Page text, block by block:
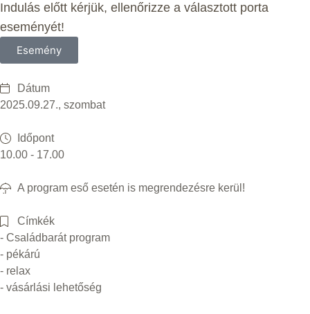
Indulás előtt kérjük, ellenőrizze a választott porta
eseményét!
Esemény
Dátum
2025.09.27., szombat
Időpont
10.00 - 17.00
A program eső esetén is megrendezésre kerül!
Címkék
- Családbarát program
- pékárú
- relax
- vásárlási lehetőség